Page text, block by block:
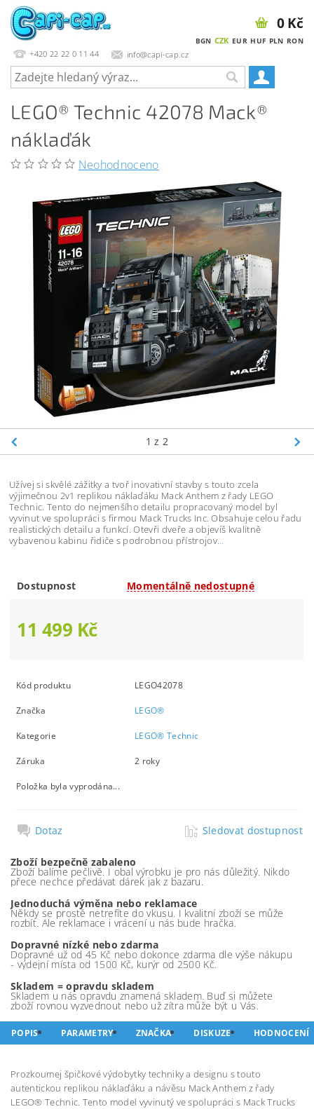
+420 22 22 0 11 44 info@capi-cap.cz
BGN CZK EUR HUF PLN RON
0 Kč
LEGO® Technic 42078 Mack®
náklaďák
Neohodnoceno
1 z 2
Užívej si skvělé zážitky a tvoř inovativní stavby s touto zcela
výjimečnou 2v1 replikou náklaďáku Mack Anthem z řady LEGO
Technic. Tento do nejmenšího detailu propracovaný model byl
vyvinut ve spolupráci s firmou Mack Trucks Inc. Obsahuje celou řadu
realistických detailu a funkcí. Otevři dveře a objevíš kvalitně
vybavenou kabinu řidiče s podrobnou přístrojov…
Dostupnost Momentálně nedostupné
11 499 Kč
Kód produktu LEGO42078
Značka LEGO®
Kategorie LEGO® Technic
Záruka 2 roky
Položka byla vyprodána...
Dotaz Sledovat dostupnost
Zboží bezpečně zabaleno
Zboží balíme pečlivě. I obal výrobku je pro nás důležitý. Nikdo
přece nechce předávat dárek jak z bazaru.
Jednoduchá výměna nebo reklamace
Někdy se prostě netrefíte do vkusu. I kvalitní zboží se může
rozbít. Ale reklamace i vrácení u nás bude hračka.
Dopravné nízké nebo zdarma
Dopravné už od 45 Kč nebo dokonce zdarma dle výše nákupu
- výdejní místa od 1500 Kč, kurýr od 2500 Kč.
Skladem = opravdu skladem
Skladem u nás opravdu znamená skladem. Buď si můžete
zboží rovnou vyzvednout nebo už zítra může být u Vás.
POPIS PARAMETRY ZNAČKA DISKUZE HODNOCENÍ
Prozkoumej špičkové výdobytky techniky a designu s touto
autentickou replikou náklaďáku a návěsu Mack Anthem z řady
LEGO® Technic. Tento model vyvinutý ve spolupráci s Mack Trucks